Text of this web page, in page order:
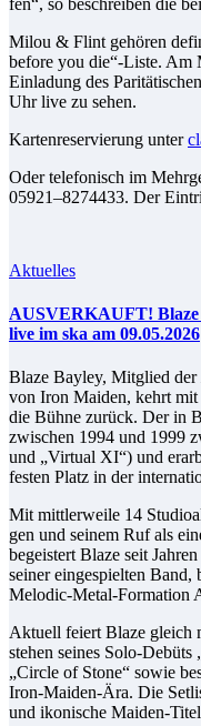
Mi­lou & Flint ge­hö­ren
be­fo­re you die“-Liste.
Ein­la­dung des
Uhr live zu sehen.
Kar­ten­re­ser­vie­rung un­ter
Oder te­le­fo­nisch im
05921–8274433. Der
Aktuelles
AUS­VER­KAUFT!
live im ska am 09.05.2026
Bla­ze Bay­ley, Mit­glied der
von Iron Mai­den, kehrt mit
die Büh­ne zu­rück. Der in
zwi­schen 1994 und 1999
und „Vir­tu­al XI“) und
fes­ten Platz in der
Mit mitt­ler­wei­le 14
gen und sei­nem Ruf als
be­geis­tert Bla­ze seit
sei­ner ein­ge­spiel­ten Band,
Me­lo­dic-Me­tal-For­ma­ti­on
Ak­tu­ell fei­ert Bla­ze gleich
stehen sei­nes So­lo-
„Cir­cle of Stone“ so­wie
Iron-Mai­den-Ära. Die
und iko­ni­sche Mai­den-